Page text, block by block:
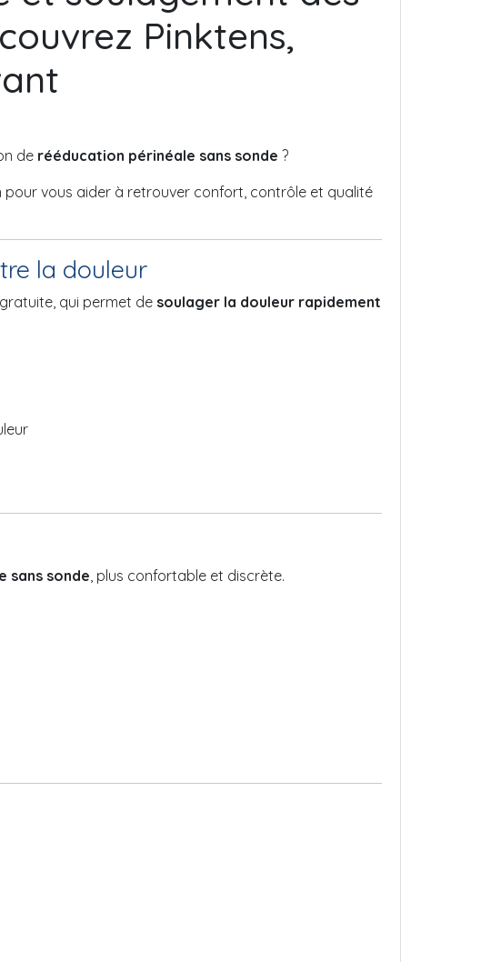
Pinktens,
de rééducation périnéale sans sonde ?
vous aider à retrouver confort, contrôle et qualité
la douleur
qui permet de soulager la douleur rapidement
sans sonde, plus confortable et discrète.